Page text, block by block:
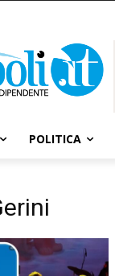
POLITICA